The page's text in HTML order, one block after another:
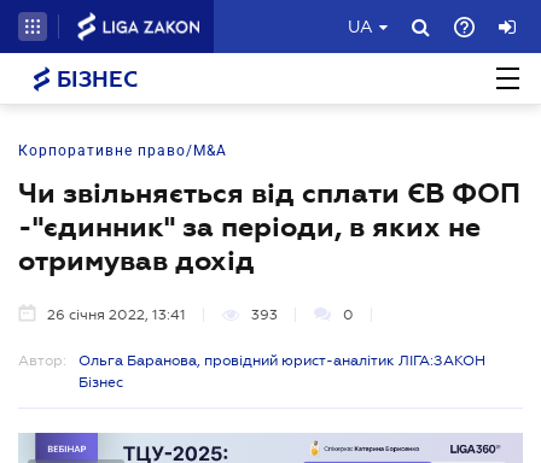
UA
БІЗНЕС
Корпоративне право/M&A
Чи звільняється від сплати ЄВ ФОП
-"єдинник" за періоди, в яких не
отримував дохід
26 січня 2022, 13:41 393 0
Автор:
Ольга Баранова, провідний юрист-аналітик ЛІГА:ЗАКОН
Бізнес